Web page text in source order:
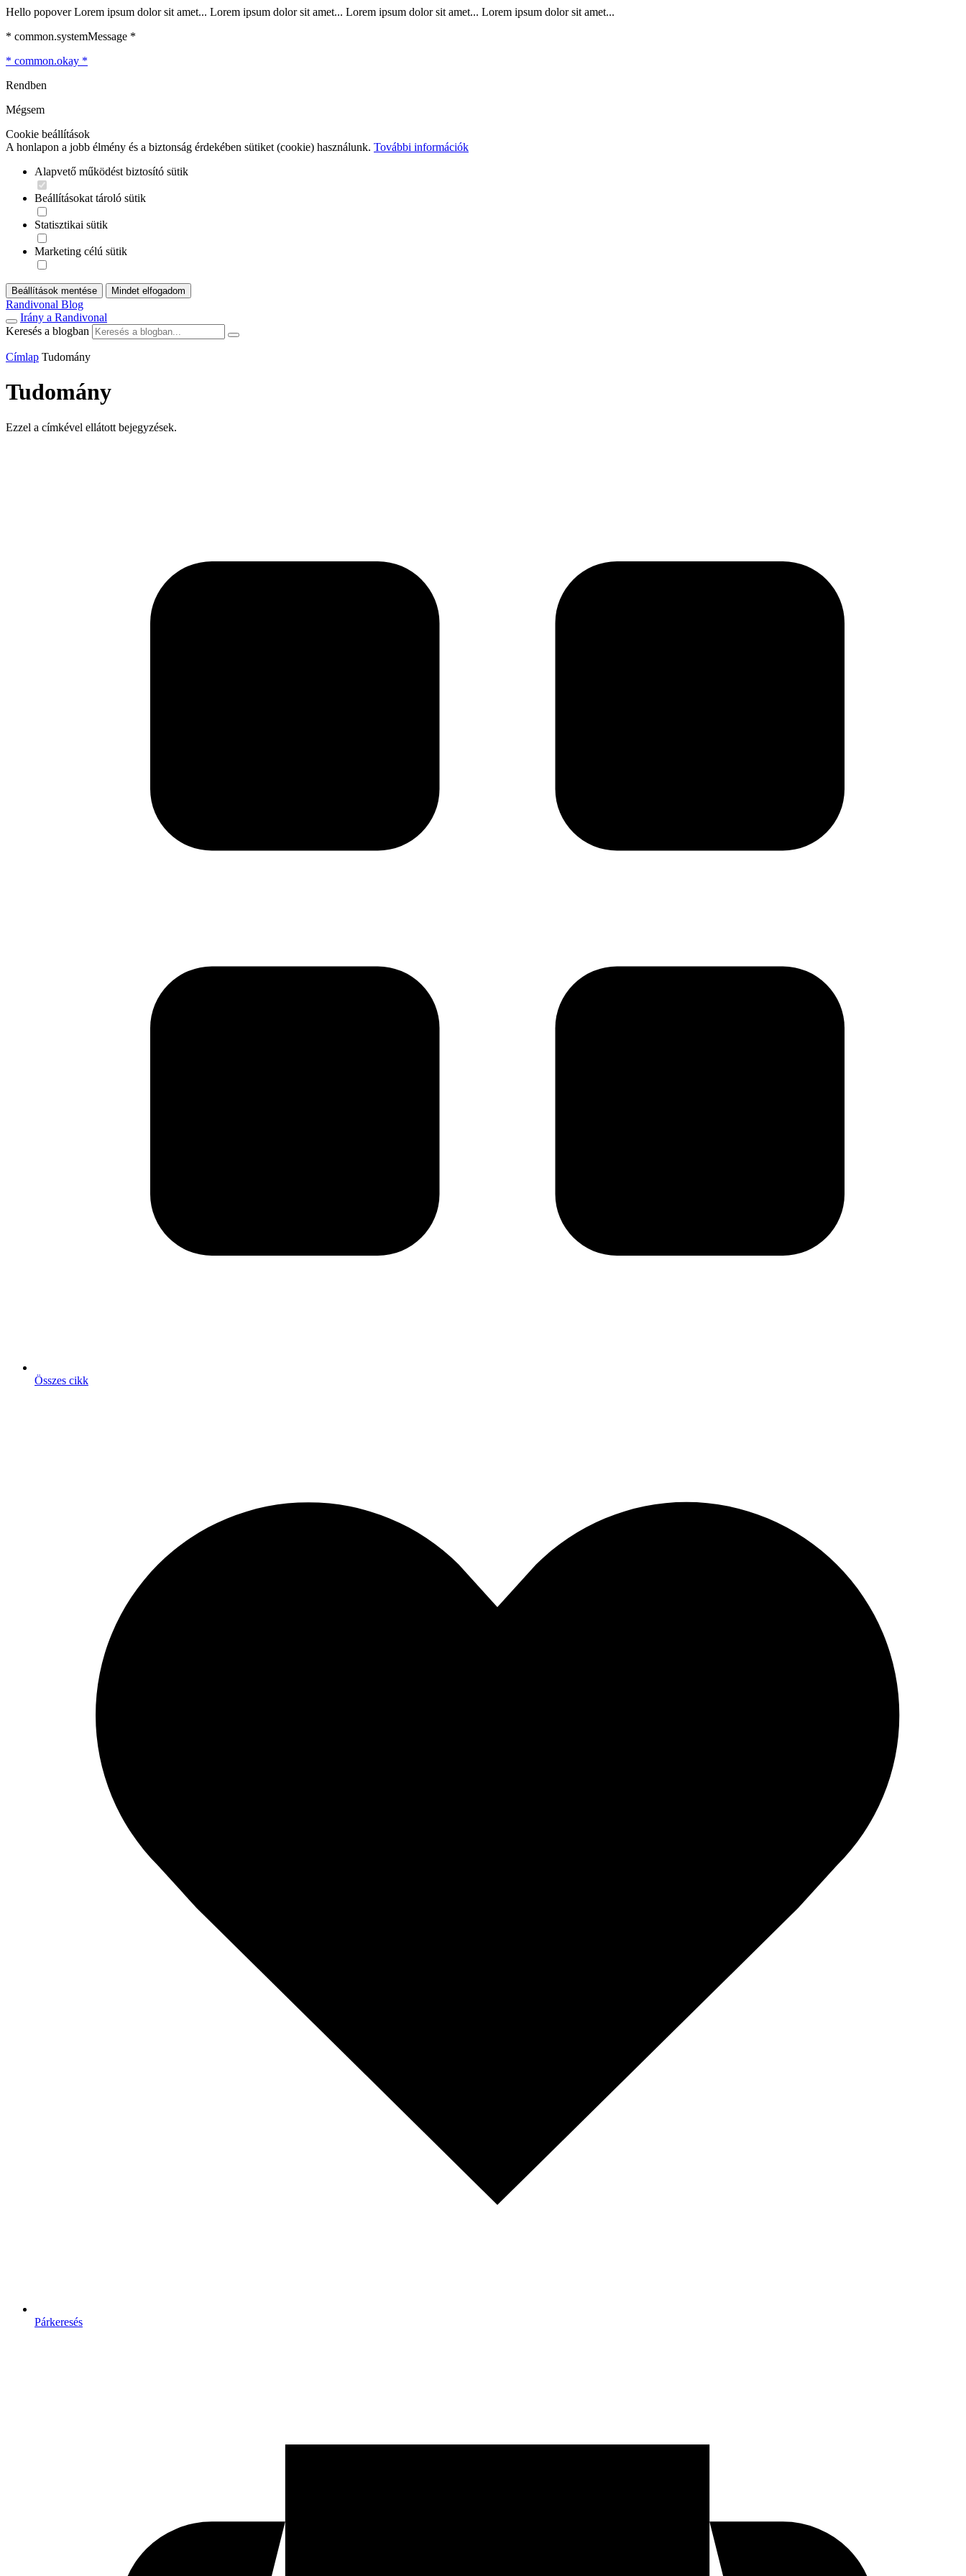
Hello popover Lorem ipsum dolor sit amet... Lorem ipsum dolor sit amet... Lorem ipsum dolor sit amet... Lorem ipsum dolor sit amet...
* common.systemMessage *
* common.okay *
Rendben
Mégsem
Cookie beállítások
A honlapon a jobb élmény és a biztonság érdekében sütiket (cookie) használunk. További információk
Alapvető működést biztosító sütik
Beállításokat tároló sütik
Statisztikai sütik
Marketing célú sütik
Beállítások mentése Mindet elfogadom
Randivonal Blog
Irány a Randivonal
Keresés a blogban
Címlap Tudomány
Tudomány
Ezzel a címkével ellátott bejegyzések.
Összes cikk
Párkeresés